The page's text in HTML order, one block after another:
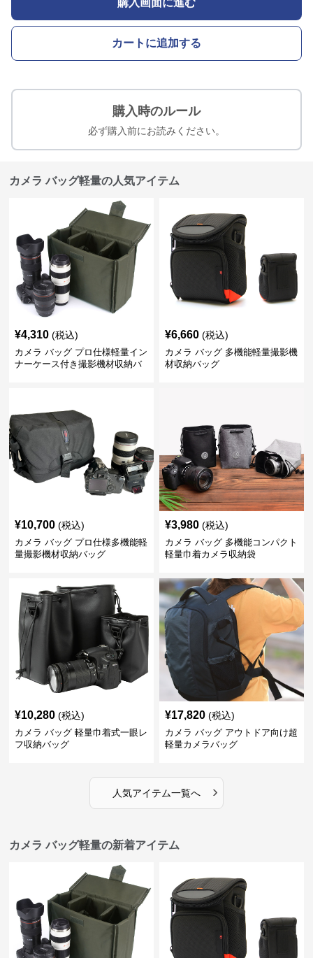
購入画面に進む
カートに追加する
購入時のルール
必ず購入前にお読みください。
カメラ バッグ軽量の人気アイテム
¥4,310 (税込)
カメラ バッグ プロ仕様軽量イン
ナーケース付き撮影機材収納バ
¥6,660 (税込)
カメラ バッグ 多機能軽量撮影機
材収納バッグ
¥10,700 (税込)
カメラ バッグ プロ仕様多機能軽
量撮影機材収納バッグ
¥3,980 (税込)
カメラ バッグ 多機能コンパクト
軽量巾着カメラ収納袋
¥10,280 (税込)
カメラ バッグ 軽量巾着式一眼レ
フ収納バッグ
¥17,820 (税込)
カメラ バッグ アウトドア向け超
軽量カメラバッグ
人気アイテム一覧へ ›
カメラ バッグ軽量の新着アイテム